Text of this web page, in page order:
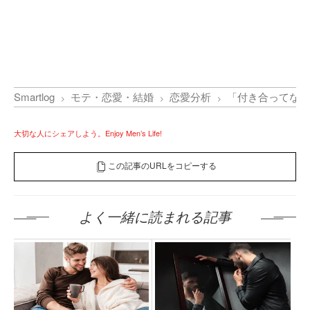
Smartlog モテ・恋愛・結婚 恋愛分析 「付き合ってな
大切な人にシェアしよう。Enjoy Men’s Life!
この記事のURLをコピーする
よく一緒に読まれる記事